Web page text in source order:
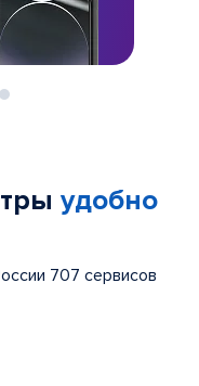
удобно
707 сервисов